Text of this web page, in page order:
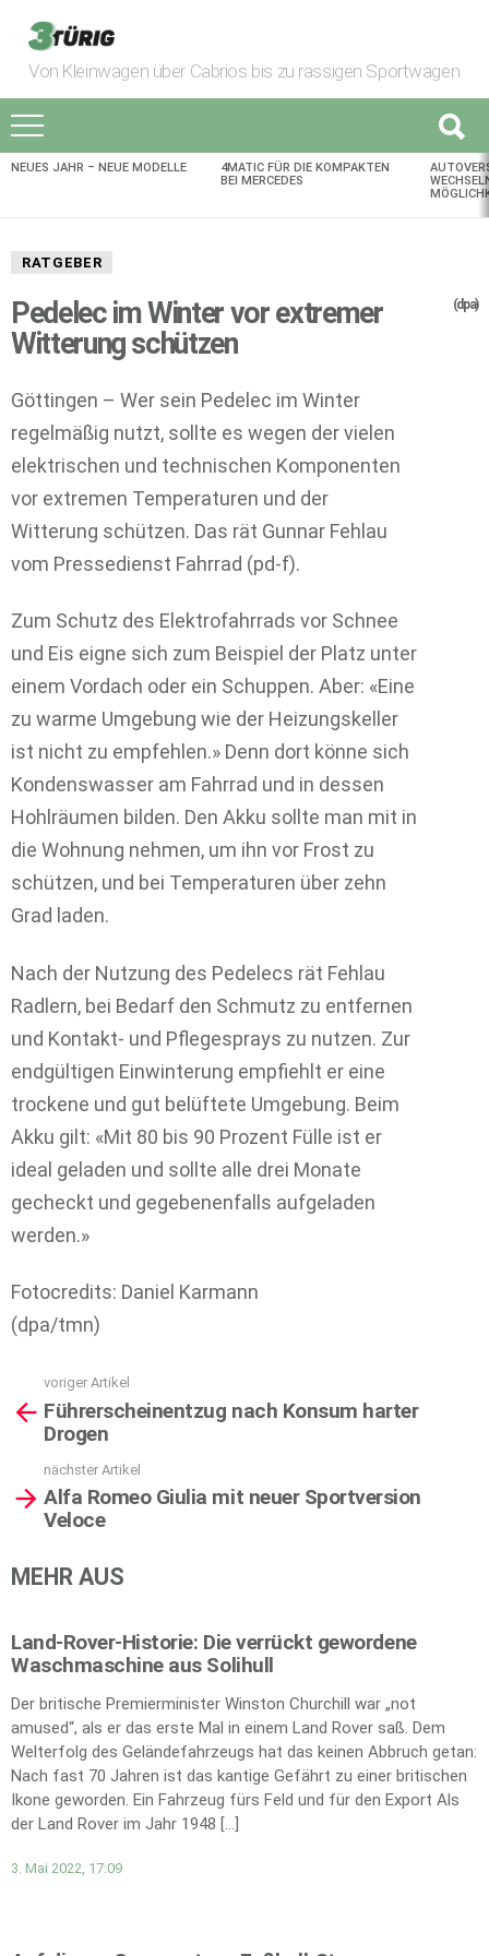
Von Kleinwagen über Cabrios bis zu rassigen Sportwagen
AKTUELLES
NEUES JAHR – NEUE MODELLE
4MATIC FÜR DIE KOMPAKTEN
BEI MERCEDES
RATGEBER
Pedelec im Winter vor extremer
Witterung schützen
(dpa)
Göttingen – Wer sein Pedelec im Winter
regelmäßig nutzt, sollte es wegen der vielen
elektrischen und technischen Komponenten
vor extremen Temperaturen und der
Witterung schützen. Das rät Gunnar Fehlau
vom Pressedienst Fahrrad (pd-f).
Zum Schutz des Elektrofahrrads vor Schnee
und Eis eigne sich zum Beispiel der Platz unter
einem Vordach oder ein Schuppen. Aber: «Eine
zu warme Umgebung wie der Heizungskeller
ist nicht zu empfehlen.» Denn dort könne sich
Kondenswasser am Fahrrad und in dessen
Hohlräumen bilden. Den Akku sollte man mit in
die Wohnung nehmen, um ihn vor Frost zu
schützen, und bei Temperaturen über zehn
Grad laden.
Nach der Nutzung des Pedelecs rät Fehlau
Radlern, bei Bedarf den Schmutz zu entfernen
und Kontakt- und Pflegesprays zu nutzen. Zur
endgültigen Einwinterung empfiehlt er eine
trockene und gut belüftete Umgebung. Beim
Akku gilt: «Mit 80 bis 90 Prozent Fülle ist er
ideal geladen und sollte alle drei Monate
gecheckt und gegebenenfalls aufgeladen
werden.»
Fotocredits: Daniel Karmann
(dpa/tmn)
more
voriger Artikel
Führerscheinentzug nach Konsum harter
Drogen
nächster Artikel
Alfa Romeo Giulia mit neuer Sportversion
Veloce
MEHR AUS
Land-Rover-Historie: Die verrückt gewordene
Waschmaschine aus Solihull
Der britische Premierminister Winston Churchill war „not
amused“, als er das erste Mal in einem Land Rover saß. Dem
Welterfolg des Geländefahrzeugs hat das keinen Abbruch getan:
Nach fast 70 Jahren ist das kantige Gefährt zu einer britischen
Ikone geworden. Ein Fahrzeug fürs Feld und für den Export Als
der Land Rover im Jahr 1948 […]
3. Mai 2022, 17:09